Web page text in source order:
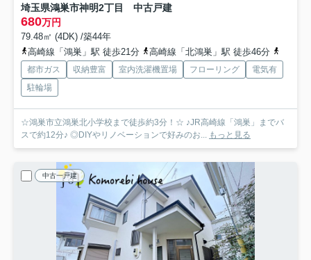
埼玉県鴻巣市神明2丁目 中古戸建
680万円
79.48㎡ (4DK) /築44年
高崎線「鴻巣」駅 徒歩21分
高崎線「北鴻巣」駅 徒歩46分
都市ガス 収納豊富 室内洗濯機置場 フローリング
電気有
駐輪場
☆鴻巣市立鴻巣北小学校まで徒歩約3分！☆ ♪JR高崎線「鴻巣」までバ
スで約12分♪ ◎DIYやリノベーションで好みのお... もっと見る
中古一戸建